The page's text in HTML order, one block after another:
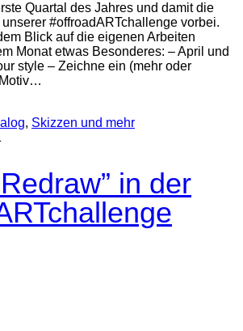
Quartal des Jahres und damit die
#offroadARTchallenge vorbei.
Blick auf die eigenen Arbeiten
Monat etwas Besonderes: – April und
style – Zeichne ein (mehr oder
, Skizzen und mehr
in der